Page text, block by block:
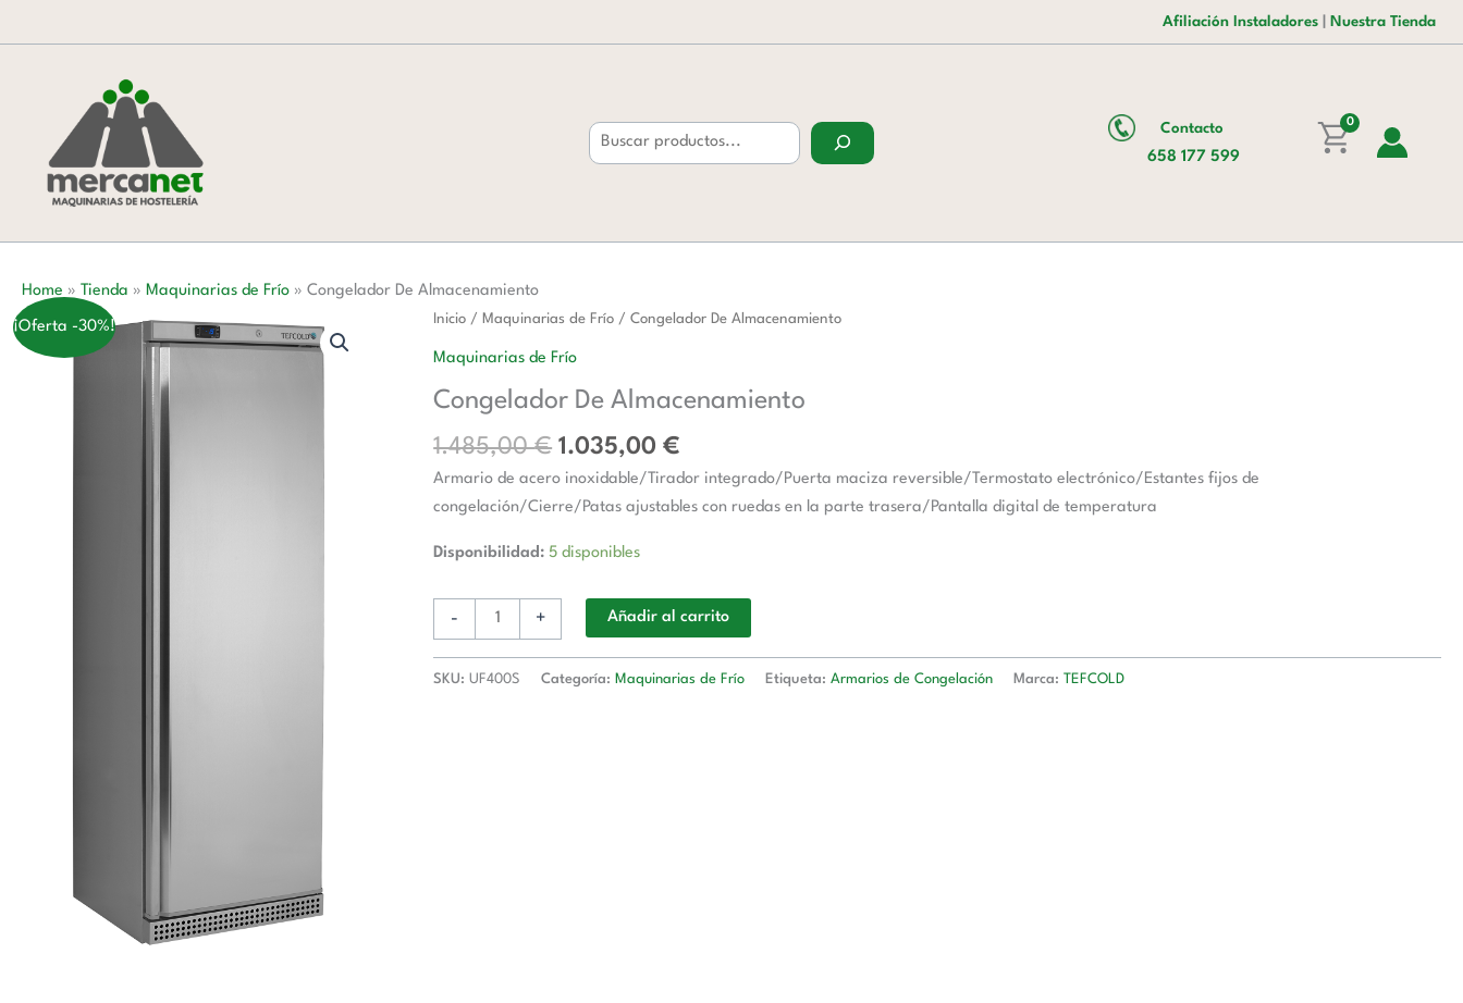
al
Afiliación Instaladores Nuestra Tienda
Contacto
658 177 599
0
Home » Tienda » Maquinarias de Frío » Congelador De Almacenamiento
¡Oferta -30%! Inicio / Maquinarias de Frío / Congelador De Almacenamiento
Maquinarias de Frío
Congelador De Almacenamiento
1.485,00€
El
precio
era:
1.485,00 €.
1.035,00€
El
es:
Armario de acero inoxidable/Tirador integrado/Puerta maciza reversible/Termostato electrónico/Estantes fijos de
congelación/Cierre/Patas ajustables con ruedas en la parte trasera/Pantalla digital de temperatura
Disponibilidad: 5 disponibles
-
Congelador
cantidad
+ Añadir al carrito
SKU:UF400S Categoría: Maquinarias de Frío Etiqueta:Armarios de Congelación Marca: TEFCOLD
1.485,00 €.1.035,00 €.
cantidad